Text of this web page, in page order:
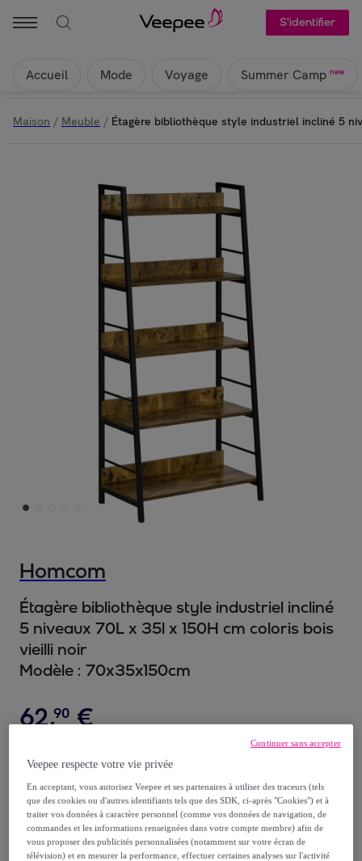
S'identifier
Accueil Mode Voyage Summer Camp new
Maison / Meuble / Étagère bibliothèque style industriel incliné 5
Homcom
Étagère bibliothèque style industriel incliné
5 niveaux 70L x 35l x 150H cm coloris bois
vieilli noir
Modèle : 70x35x150cm
62,90 €
Reprise possible de votre ancien produit,
voir les conditions.
Veepee respecte votre vie privée
En acceptant, vous autorisez Veepee et ses partenaires à utiliser des traceurs (tels
que des cookies ou d'autres identifiants tels que des SDK, ci-après "Cookies") et à
traiter vos données à caractère personnel (comme vos données de navigation, de
commandes et les informations renseignées dans votre compte membre) afin de
vous proposer des publicités personnalisées (notamment sur votre écran de
télévision) et en mesurer la performance, effectuer certaines analyses sur l'activité
Continuer sans accepter